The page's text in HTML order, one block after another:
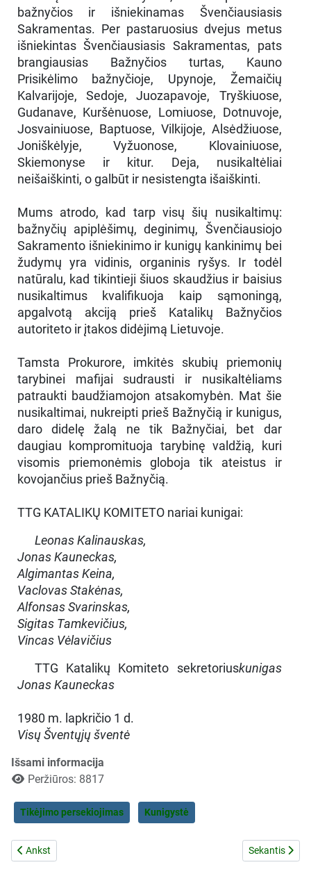
bažnyčios ir išniekinamas Švenčiausiasis
Sakramentas. Per pastaruosius dvejus metus
išniekintas Švenčiausiasis Sakramentas, pats
brangiausias Bažnyčios turtas, Kauno
Prisikėlimo bažnyčioje, Upynoje, Žemaičių
Kalvarijoje, Sedoje, Juozapavoje, Tryškiuose,
Gudanave, Kuršėnuose, Lomiuose, Dotnuvoje,
Josvainiuose, Baptuose, Vilkijoje, Alsėdžiuose,
Joniškėlyje, Vyžuonose, Klovainiuose,
Skiemonyse ir kitur. Deja, nusikaltėliai
neišaiškinti, o galbūt ir nesistengta išaiškinti.
Mums atrodo, kad tarp visų šių nusikaltimų:
bažnyčių apiplėšimų, deginimų, Švenčiausiojo
Sakramento išniekinimo ir kunigų kankinimų bei
žudymų yra vidinis, organinis ryšys. Ir todėl
natūralu, kad tikintieji šiuos skaudžius ir baisius
nusikaltimus kvalifikuoja kaip sąmoningą,
apgalvotą akciją prieš Katalikų Bažnyčios
autoriteto ir įtakos didėjimą Lietuvoje.
Tamsta Prokurore, imkitės skubių priemonių
tarybinei mafijai sudrausti ir nusikaltėliams
patraukti baudžiamojon atsakomybėn. Mat šie
nusikaltimai, nukreipti prieš Bažnyčią ir kunigus,
daro didelę žalą ne tik Bažnyčiai, bet dar
daugiau kompromituoja tarybinę valdžią, kuri
visomis priemonėmis globoja tik ateistus ir
kovojančius prieš Bažnyčią.
TTG KATALIKŲ KOMITETO nariai kunigai:
Leonas Kalinauskas,
Jonas Kauneckas,
Algimantas Keina,
Vaclovas Stakėnas,
Alfonsas Svarinskas,
Sigitas Tamkevičius,
Vincas Vėlavičius
TTG Katalikų Komiteto sekretoriuskunigas
Jonas Kauneckas
1980 m. lapkričio 1 d.
Visų Šventųjų šventė
Išsami informacija
Peržiūros: 8817
Tikėjimo persekiojimas Kunigystė
Ankstesnis straipsnis: Dėl E.Bulacho kreipimosi
Ankst Kitas
Sekantis